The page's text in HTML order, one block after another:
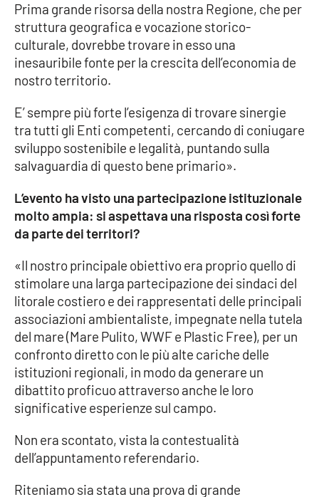
Vibo Valentia
Reggio Calabria
Cosenza
Lamezia Terme
Buona Sanità Calabria
LA
CALABRIAVISIONE
Destinazioni
Eventi
Food
Storie
LAC
NETWORK
Prima grande risorsa della nostra Regione, che per
struttura geografica e vocazione storico-
culturale, dovrebbe trovare in esso una
inesauribile fonte per la crescita dell’economia de
nostro territorio.
E’ sempre più forte l’esigenza di trovare sinergie
tra tutti gli Enti competenti, cercando di coniugare
sviluppo sostenibile e legalità, puntando sulla
salvaguardia di questo bene primario».
L’evento ha visto una partecipazione istituzionale
molto ampia: si aspettava una risposta così forte
da parte dei territori?
«Il nostro principale obiettivo era proprio quello di
stimolare una larga partecipazione dei sindaci del
litorale costiero e dei rappresentati delle principali
associazioni ambientaliste, impegnate nella tutela
del mare (Mare Pulito, WWF e Plastic Free), per un
confronto diretto con le più alte cariche delle
istituzioni regionali, in modo da generare un
dibattito proficuo attraverso anche le loro
significative esperienze sul campo.
Non era scontato, vista la contestualità
dell’appuntamento referendario.
Riteniamo sia stata una prova di grande